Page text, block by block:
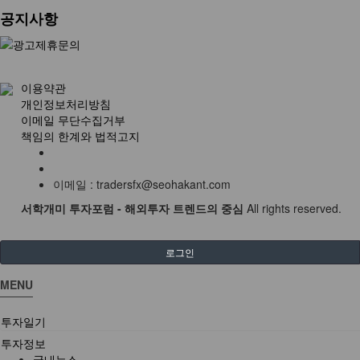
공지사항
이용약관
개인정보처리방침
이메일 무단수집거부
책임의 한계와 법적고지
이메일 : tradersfx@seohakant.com
서학개미 투자포럼 - 해외투자 트렌드의 중심 All rights reserved.
로그인
MENU
투자일기
투자정보